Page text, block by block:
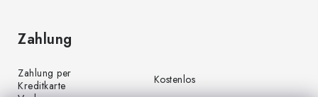
Zahlung
Zahlung per
Kreditkarte
Kostenlos